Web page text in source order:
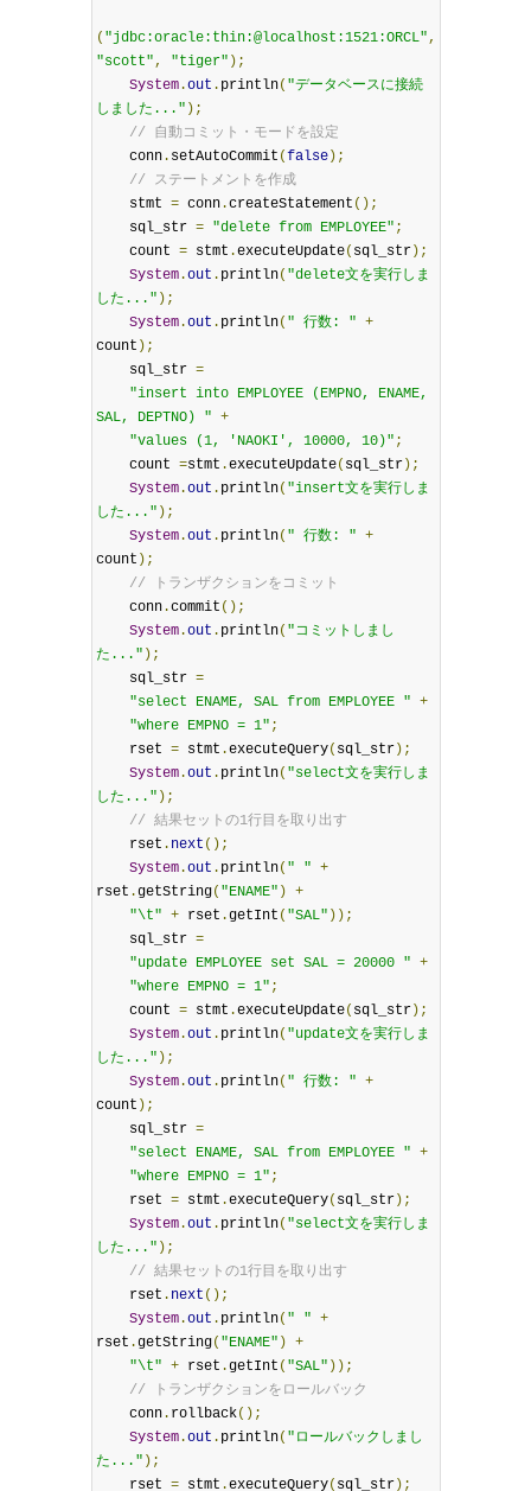
( "jdbc:oracle:thin:@localhost:1521:ORCL",
"scott", "tiger" );
System.out . println( "データベースに接続
しました..." );
// 自動コミット・モードを設定
    conn
. setAutoCommit (false);
// ステートメントを作成
    stmt
= conn.createStatement ();
    sql_str
= "delete from EMPLOYEE" ;
    count
= stmt .executeUpdate( sql_str);
System.out . println( "delete文を実行しま
した..." );
System.out . println( " 行数: " +
count );
    sql_str
=
"insert into EMPLOYEE (EMPNO, ENAME,
SAL, DEPTNO) " +
"values (1, 'NAOKI', 10000, 10)" ;
    count
=stmt .executeUpdate( sql_str);
System.out . println( "insert文を実行しま
した..." );
System.out . println( " 行数: " +
count );
// トランザクションをコミット
    conn
.commit ();
System.out . println( "コミットしまし
た..." );
    sql_str
=
"select ENAME, SAL from EMPLOYEE " +
"where EMPNO = 1" ;
    rset
= stmt .executeQuery( sql_str);
System.out . println( "select文を実行しま
した..." );
// 結果セットの1行目を取り出す
    rset
. next ();
System.out . println( " " +
rset .getString( "ENAME" ) +
"\t" + rset .getInt ( "SAL" ));
    sql_str
=
"update EMPLOYEE set SAL = 20000 " +
"where EMPNO = 1" ;
    count
= stmt .executeUpdate( sql_str);
System.out . println( "update文を実行しま
した..." );
System.out . println( " 行数: " +
count );
    sql_str
=
"select ENAME, SAL from EMPLOYEE " +
"where EMPNO = 1" ;
    rset
= stmt .executeQuery( sql_str);
System.out . println( "select文を実行しま
した..." );
// 結果セットの1行目を取り出す
    rset
. next ();
System.out . println( " " +
rset .getString( "ENAME" ) +
"\t" + rset .getInt ( "SAL" ));
// トランザクションをロールバック
    conn
. rollback();
System.out . println( "ロールバックしまし
た..." );
    rset
= stmt .executeQuery( sql_str);